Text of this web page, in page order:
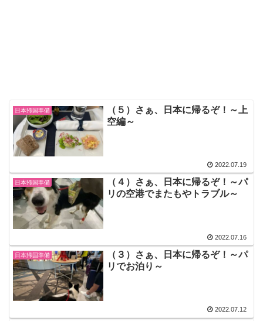
日本帰国準備
（５）さぁ、日本に帰るぞ！～上
空編～
2022.07.19
日本帰国準備
（４）さぁ、日本に帰るぞ！～パ
リの空港でまたもやトラブル～
2022.07.16
日本帰国準備
（３）さぁ、日本に帰るぞ！～パ
リでお泊り～
2022.07.12